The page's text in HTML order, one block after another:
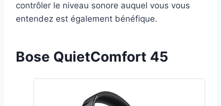
contrôler le niveau sonore auquel vous vous
entendez est également bénéfique.
Bose QuietComfort 45